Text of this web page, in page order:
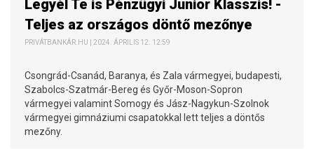
Legyél Te is Pénzügyi Junior Klasszis! -
Teljes az országos döntő mezőnye
PRIVÁTBANKÁR.HU | 2024. ÁPRILIS 12. 12:59
Csongrád-Csanád, Baranya, és Zala vármegyei, budapesti,
Szabolcs-Szatmár-Bereg és Győr-Moson-Sopron
vármegyei valamint Somogy és Jász-Nagykun-Szolnok
vármegyei gimnáziumi csapatokkal lett teljes a döntős
mezőny.